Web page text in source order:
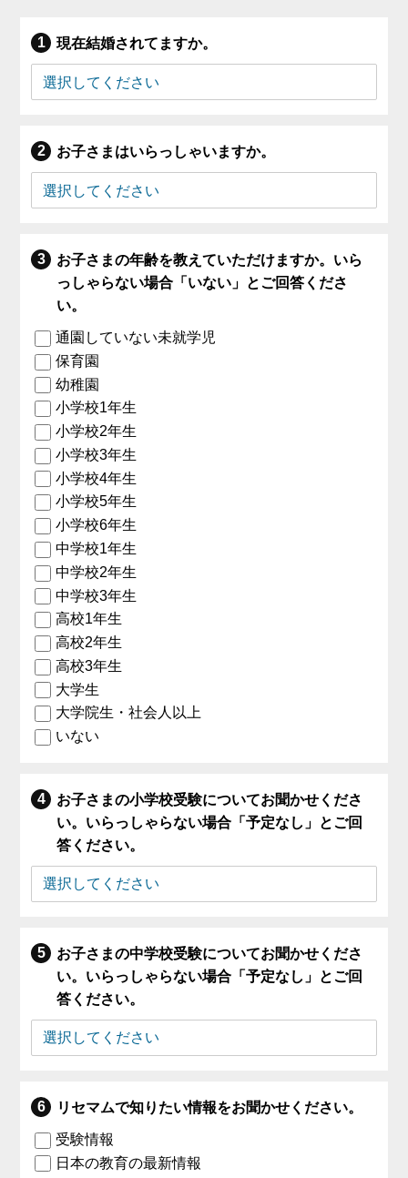
現在結婚されてますか。
お子さまはいらっしゃいますか。
お子さまの年齢を教えていただけますか。いら
っしゃらない場合「いない」とご回答くださ
い。
通園していない未就学児
保育園
幼稚園
小学校1年生
小学校2年生
小学校3年生
小学校4年生
小学校5年生
小学校6年生
中学校1年生
中学校2年生
中学校3年生
高校1年生
高校2年生
高校3年生
大学生
大学院生・社会人以上
いない
お子さまの小学校受験についてお聞かせくださ
い。いらっしゃらない場合「予定なし」とご回
答ください。
お子さまの中学校受験についてお聞かせくださ
い。いらっしゃらない場合「予定なし」とご回
答ください。
リセマムで知りたい情報をお聞かせください。
受験情報
日本の教育の最新情報